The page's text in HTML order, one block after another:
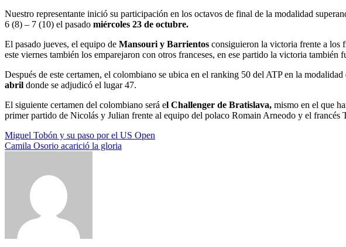
Nuestro representante inició su participación en los octavos de final de la modalidad
6 (8) – 7 (10) el pasado miércoles 23 de octubre.
El pasado jueves, el equipo de Mansouri y Barrientos consiguieron la victoria frente a los
este viernes también los emparejaron con otros franceses, en ese partido la victoria también
Después de este certamen, el colombiano se ubica en el ranking 50 del ATP en la
abril donde se adjudicó el lugar 47.
El siguiente certamen del colombiano será el Challenger de Bratislava, mismo en el que
primer partido de Nicolás y Julian frente al equipo del polaco Romain Arneodo y el francés
Navegación
de
Miguel Tobón y su paso por el US Open
Camila Osorio acarició la gloria